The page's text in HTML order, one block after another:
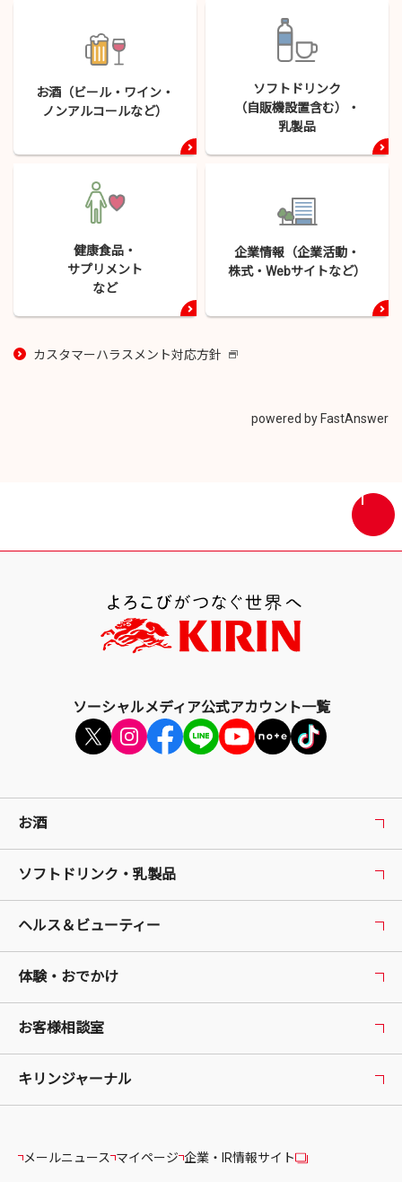
お酒（ビール・ ワイン・
ノンアルコールなど）
ソフトドリンク
（自販機設置含む）・
乳製品
健康食品・
サプリメント
など
企業情報（企業活動・
株式・ Webサイトなど）
カスタマーハラスメント対応方針 新
き
powered by FastAnswer
画
面
ソーシャルメディア公式アカウント一覧
お酒
ソフトドリンク・乳製品
ヘルス＆ビューティー
体験・おでかけ
お客様相談室
キリンジャーナル
メールニュース マイページ 企業・IR情報サイト